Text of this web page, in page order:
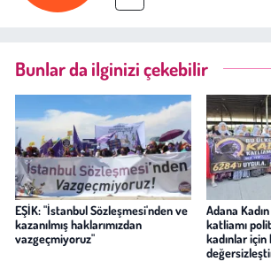
Bunlar da ilginizi çekebilir
EŞİK: "İstanbul Sözleşmesi'nden ve
kazanılmış haklarımızdan
vazgeçmiyoruz"
Adana
katliamı
kadınlar için